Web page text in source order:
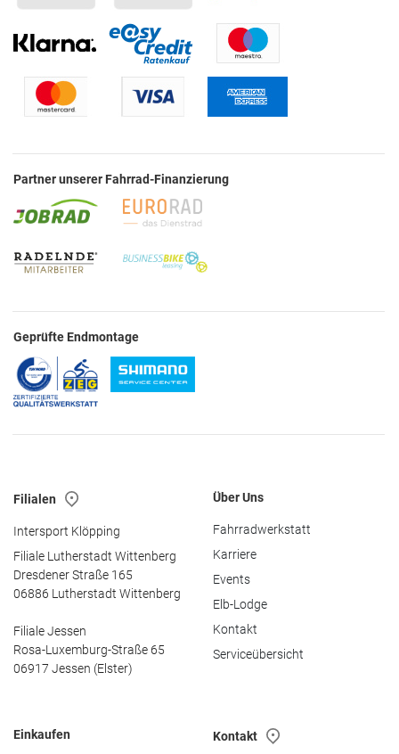
Partner unserer Fahrrad-Finanzierung
Geprüfte Endmontage
Filialen
Intersport Klöpping
Filiale Lutherstadt Wittenberg
Dresdener Straße 165
06886 Lutherstadt Wittenberg
Filiale Jessen
Rosa-Luxemburg-Straße 65
06917 Jessen (Elster)
Über Uns
Fahrradwerkstatt
Karriere
Events
Elb-Lodge
Kontakt
Serviceübersicht
Einkaufen Kontakt